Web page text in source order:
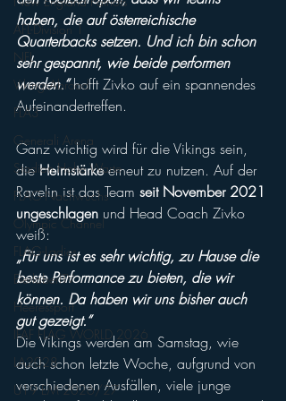
AFL-Division 1
NFL
VikingsAbroad
FLA3
Generali Arena
Stadion Hohe Warte
FLAG-Nachwuchs
Olympic Channel
FLAG-Ladies
EierlaberlTV
Heeressport
IFAF FLAG WORLD 2026
LA2028
U19 EM 2026/27
haben, die auf österreichische
Quarterbacks setzen. Und ich bin schon
sehr gespannt, wie beide performen
werden.“ hofft Zivko auf ein spannendes
Aufeinandertreffen.
Ganz wichtig wird für die Vikings sein,
die Heimstärke erneut zu nutzen. Auf der
Ravelin ist das Team seit November 2021
ungeschlagen und Head Coach Zivko
weiß:
„Für uns ist es sehr wichtig, zu Hause die
beste Performance zu bieten, die wir
können. Da haben wir uns bisher auch
gut gezeigt.“
Die Vikings werden am Samstag, wie
auch schon letzte Woche, aufgrund von
verschiedenen Ausfällen, viele junge